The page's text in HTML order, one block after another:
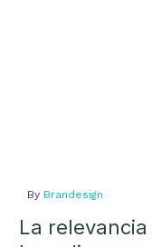
By Brandesign
La